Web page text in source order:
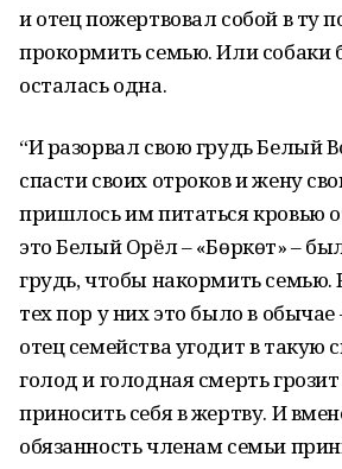
и отец пожертвовал собой в ту
прокормить семью. Или собаки
осталась одна.
“И разорвал свою грудь Белый
спасти своих отроков и жену
пришлось им питаться кровью
это Белый Орёл – «Бөркөт» –
грудь, чтобы накормить семью.
тех пор у них это было в
отец семейства угодит в такую
голод и голодная смерть грозит
приносить себя в жертву. И
обязанность членам семьи